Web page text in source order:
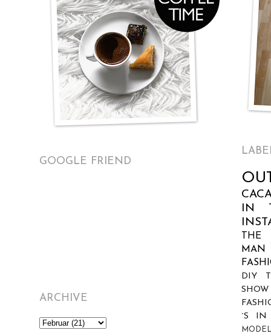
GOOGLE FRIEND
ARCHIVE
IN
THE
MAN
DIY
SHOW
´S IN
MODEL